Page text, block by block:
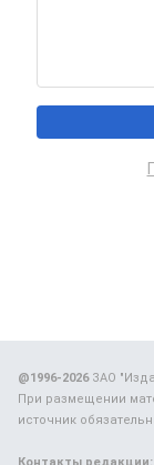
@1996-2026ЗАО
При размещении
источник
Контакты редакции: